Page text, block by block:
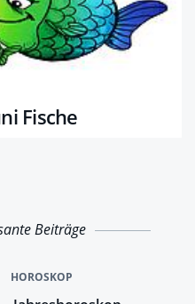
Fische
Beiträge
HOROSKOP